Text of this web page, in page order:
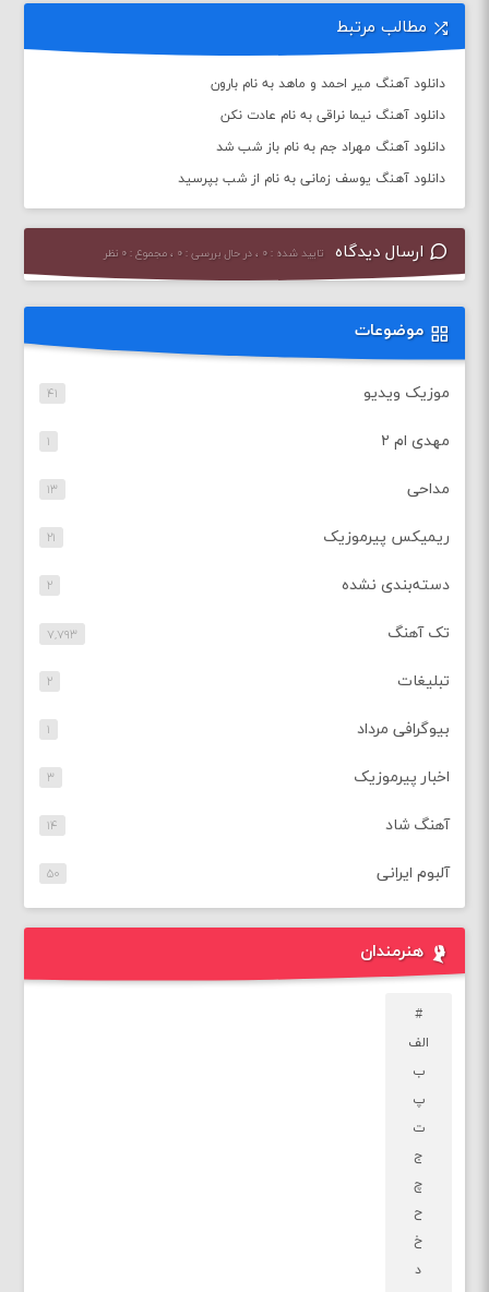
مطالب مرتبط
دانلود آهنگ میر احمد و ماهد به نام بارون
دانلود آهنگ نیما نراقی به نام عادت نکن
دانلود آهنگ مهراد جم به نام باز شب شد
دانلود آهنگ یوسف زمانی به نام از شب بپرسید
ارسال دیدگاه تایید شده : ۰ ، در حال بررسی : ۰ ، مجموع : ۰ نظر
موضوعات
موزیک ویدیو ۴۱
مهدی ام ۲ ۱
مداحی ۱۳
ریمیکس پیرموزیک ۲۱
دسته‌بندی نشده ۲
تک آهنگ ۷,۷۹۳
تبلیغات ۲
بیوگرافی مرداد ۱
اخبار پیرموزیک ۳
آهنگ شاد ۱۴
آلبوم ایرانی ۵۰
هنرمندان
#
الف
ب
پ
ت
ج
چ
ح
خ
د